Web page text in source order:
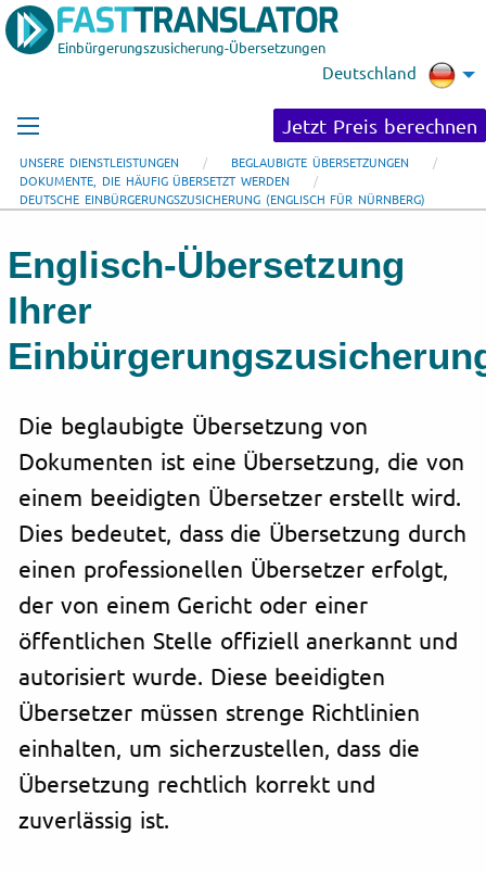
Einbürgerungszusicherung-Übersetzungen
Deutschland
Jetzt Preis berechnen
UNSERE DIENSTLEISTUNGEN
BEGLAUBIGTE ÜBERSETZUNGEN
DOKUMENTE, DIE HÄUFIG ÜBERSETZT WERDEN
DEUTSCHE EINBÜRGERUNGSZUSICHERUNG (ENGLISCH FÜR NÜRNBERG)
Englisch-Übersetzung
Ihrer
Die beglaubigte Übersetzung von
Dokumenten ist eine Übersetzung, die von
einem beeidigten Übersetzer erstellt wird.
Dies bedeutet, dass die Übersetzung durch
einen professionellen Übersetzer erfolgt,
der von einem Gericht oder einer
öffentlichen Stelle offiziell anerkannt und
autorisiert wurde. Diese beeidigten
Übersetzer müssen strenge Richtlinien
einhalten, um sicherzustellen, dass die
Übersetzung rechtlich korrekt und
zuverlässig ist.